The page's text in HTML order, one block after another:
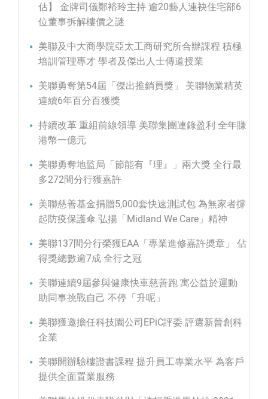
估】 金牌司儀鄭裕玲主持 逾20藝人連袂住宅部6
位董事拆解樓價之謎
美聯及中大商學院亞太工商研究所合辦課程 積極
培訓管理專才 學者及傑出人士傳道授業
美聯勇奪第54屆「傑出推銷員獎」 美聯物業精英
連續6年百分百獲獎
持續改革 重組前線領導 美聯集團連錄盈利 全年賺
港幣一億元
美聯勇奪地監局「節能有『理』」兩大獎 全行最
多272間分行獲嘉許
美聯慈善基金捐贈5,000套快速測試包 為無家者撐
起防疫保護傘 弘揚「Midland We Care」精神
美聯137間分行榮獲EAA「專業進修嘉許奬章」 佔
得獎總數逾7成 全行之冠
美聯連續9屆參與健康快車慈善跑 寓公益於運動
助同事挑戰自己 不停「升呢」
美聯獲邀擔任科技園公司EPiC評委 評選新晉創科
企業
美聯開辦驗樓證書課程 提升員工專業水平 為客戶
提供全面置業服務